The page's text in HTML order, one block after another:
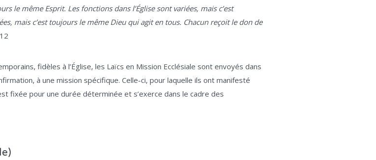
le même Esprit. Les fonctions dans l’Église sont variées, mais c’est
mais c’est toujours le même Dieu qui agit en tous. Chacun reçoit le don de
fidèles à l’Église, les Laïcs en Mission Ecclésiale sont envoyés dans
à une mission spécifique. Celle-ci, pour laquelle ils ont manifesté
fixée pour une durée déterminée et s’exerce dans le cadre des